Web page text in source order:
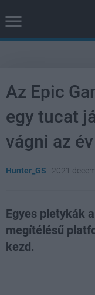
Az Epic
egy tucat
vágni az
Hunter_GS | 2021
Egyes pletykák
megítélésű
kezd.